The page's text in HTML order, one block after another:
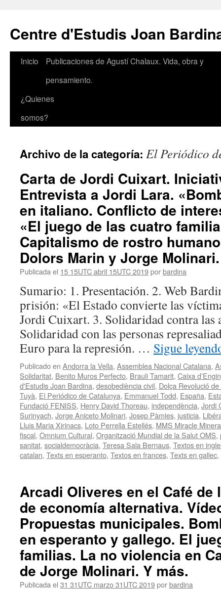
contenido
Centre d'Estudis Joan
Inicio
Publicaciones de Agustí Chalaux. Vida, obra y
pensamiento.
¿Quienes
somos?
Archivo de la categoría: El Periódico
Carta de Jordi Cuixart.
Entrevista a Jordi Lara.
en italiano. Conflicto de
«El juego de las cuatro
Capitalismo de rostro
Dolors Marin y Jorge Molinari.
Publicada el 15 15UTC abril 15UTC 2019porbardina
Sumario: 1. Presentación. 2. Web
prisión: «El Estado convierte las
Jordi Cuixart. 3. Solidaridad contra las
Solidaridad con las personas
Euro para la represión. … Sigue
Publicado en Andorra la Vella, Assemblea Nacional Catalana,
Solidaritat, Benito Muros Perfecto, Brauli Tamarit, Caixa
d'Estudis Joan Bardina, desobediència civil, Dolça Revolució
Tuyà, El Periódico de Catalunya, Emmanuel Todd, España,
Fundació FENISS, Henry David Thoreau, independència, Jordi
Surinyach, Jorge Aniceto Molinari, Josep Pàmies, justicia,
Lluis Maria Xirinacs, Loto Perrella Estellés, MMS Miracle
fiscal, Òmnium Cultural, Organització Mundial de la Salut OMS,
sanitat, socialdemocràcia, Teresa Sala Bernaus, Textos en
catalan, Texts en esperanto, Textos en frances, Texts en gallec,
Arcadi Oliveres en el Café de
de economía alternativa.
Propuestas municipales.
en esperanto y gallego. El
familias. La no violencia en
de Jorge Molinari. Y más.
Publicada el 31 31UTC marzo 31UTC 2019porbardina